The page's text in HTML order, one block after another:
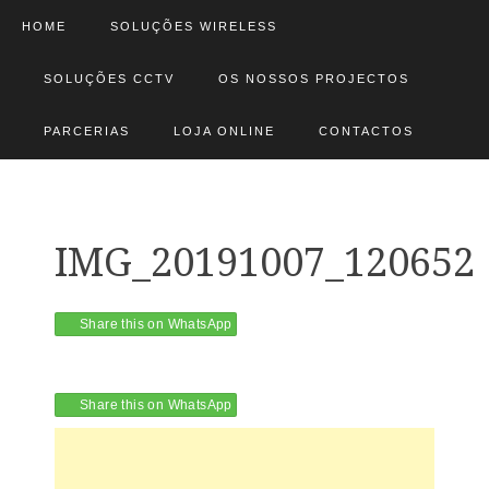
HOME SOLUÇÕES WIRELESS
SOLUÇÕES CCTV OS NOSSOS PROJECTOS
PARCERIAS LOJA ONLINE CONTACTOS
IMG_20191007_120652
Share this on WhatsApp
Share this on WhatsApp